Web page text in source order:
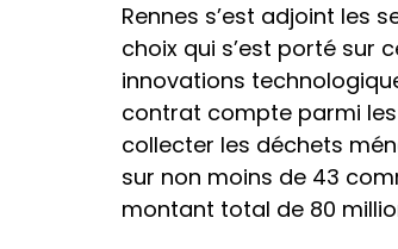
Rennes s’est adjoint les
choix qui s’est porté sur
innovations
contrat compte parmi
collecter les déchets
sur non moins de 43
montant total de 80